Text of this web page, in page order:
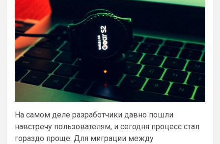
На самом деле разработчики давно пошли
навстречу пользователям, и сегодня процесс стал
гораздо проще. Для миграции между